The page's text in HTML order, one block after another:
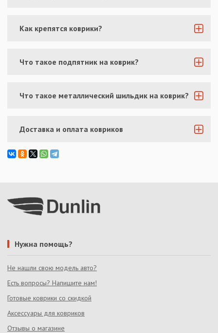
Как крепятся коврики?
Что такое подпятник на коврик?
Что такое металлический шильдик на коврик?
Доставка и оплата ковриков
Нужна помощь?
Не нашли свою модель авто?
Есть вопросы? Напишите нам!
Готовые коврики со скидкой
Аксессуары для ковриков
Отзывы о магазине